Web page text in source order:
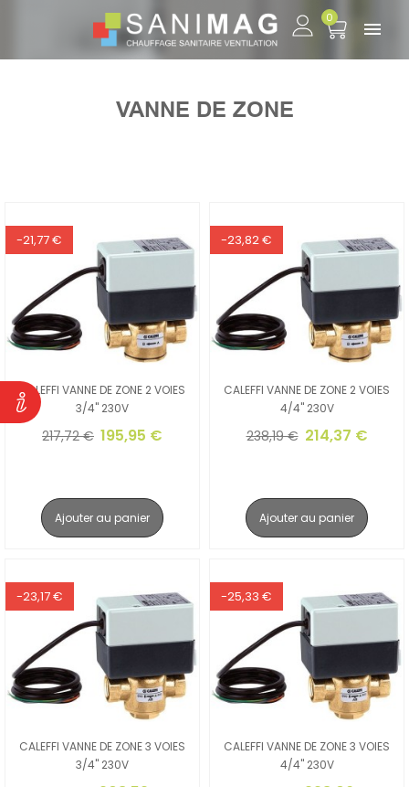

0
VANNE DE ZONE
CALEFFI VANNE DE ZONE 2 VOIES
3/4" 230V
217,72 € 195,95 €
Ajouter au panier
-21,77 €
CALEFFI VANNE DE ZONE 2 VOIES
4/4" 230V
238,19 € 214,37 €
Ajouter au panier
-23,82 €
CALEFFI VANNE DE ZONE 3 VOIES
3/4" 230V
-23,17 €
CALEFFI VANNE DE ZONE 3 VOIES
4/4" 230V
-25,33 €